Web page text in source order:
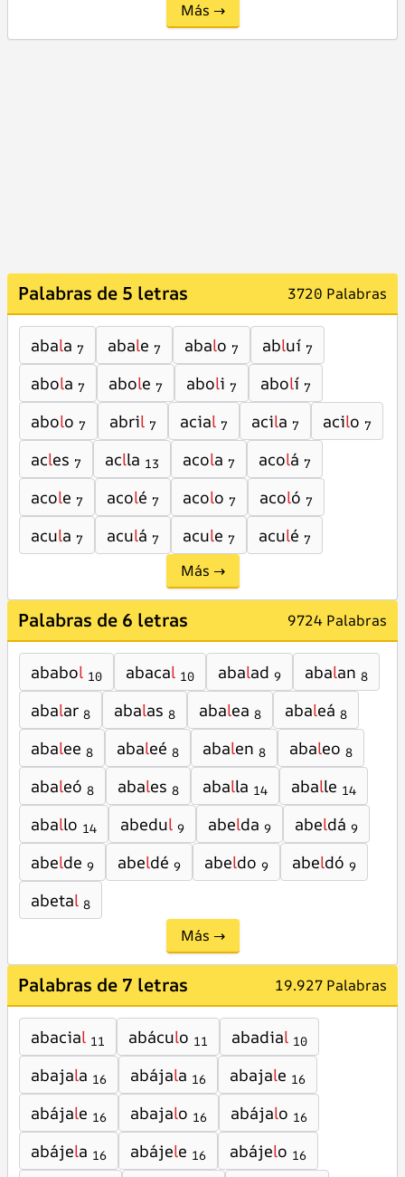
Más →
Palabras de 5 letras 3720 Palabras
abala 7 abale 7 abalo 7 abluí 7
abola 7 abole 7 aboli 7 abolí 7
abolo 7 abril 7 acial 7 acila 7 acilo 7
acles 7 aclla 13 acola 7 acolá 7
acole 7 acolé 7 acolo 7 acoló 7
acula 7 aculá 7 acule 7 aculé 7
Más →
Palabras de 6 letras 9724 Palabras
ababol 10 abacal 10 abalad 9 abalan 8
abalar 8 abalas 8 abalea 8 abaleá 8
abalee 8 abaleé 8 abalen 8 abaleo 8
abaleó 8 abales 8 aballa 14 aballe 14
aballo 14 abedul 9 abelda 9 abeldá 9
abelde 9 abeldé 9 abeldo 9 abeldó 9
abetal 8
Más →
Palabras de 7 letras 19.927 Palabras
abacial 11 abáculo 11 abadial 10
abajala 16 abájala 16 abajale 16
abájale 16 abajalo 16 abájalo 16
abájela 16 abájele 16 abájelo 16